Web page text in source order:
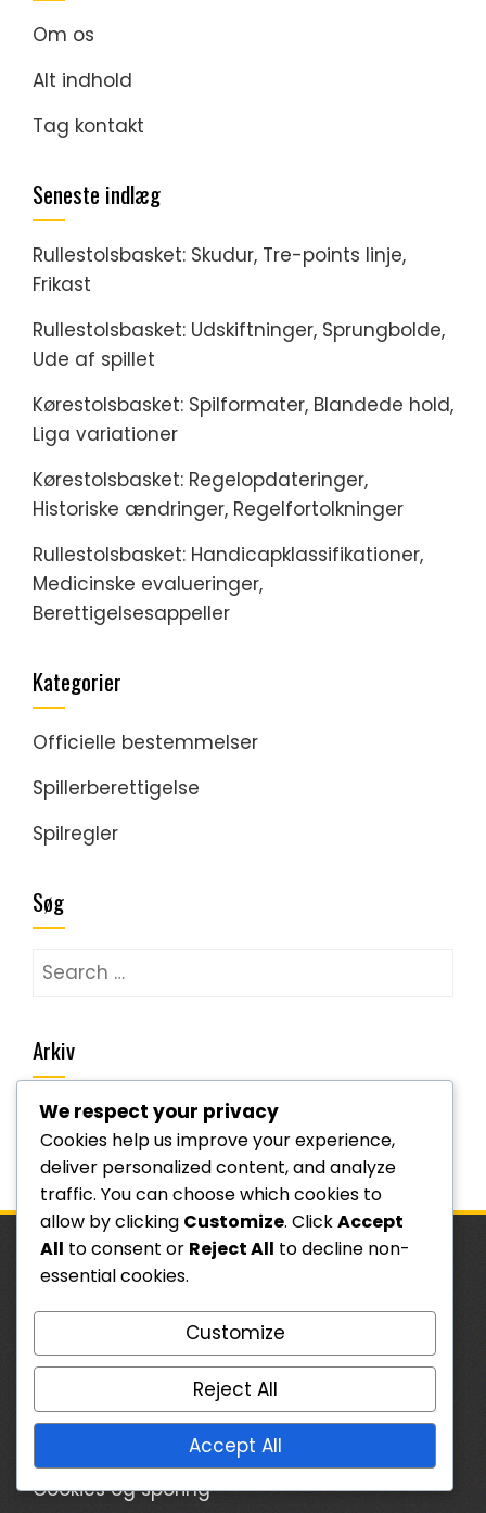
Om os
Alt indhold
Tag kontakt
Seneste indlæg
Rullestolsbasket: Skudur, Tre-points linje,
Frikast
Rullestolsbasket: Udskiftninger, Sprungbolde,
Ude af spillet
Kørestolsbasket: Spilformater, Blandede hold,
Liga variationer
Kørestolsbasket: Regelopdateringer,
Historiske ændringer, Regelfortolkninger
Rullestolsbasket: Handicapklassifikationer,
Medicinske evalueringer,
Berettigelsesappeller
Kategorier
Officielle bestemmelser
Spillerberettigelse
Spilregler
Søg
Search
Arkiv
February 2026
January 2026
JURIDISK
Vilkår og betingelser
Politik for databeskyttelse
Cookies og sporing
We respect your privacy
Cookies help us improve your experience,
deliver personalized content, and analyze
traffic. You can choose which cookies to
allow by clicking Customize. ClickAccept
All to consent or Reject All to decline non-
essential cookies.
Customize
Reject All
Accept All